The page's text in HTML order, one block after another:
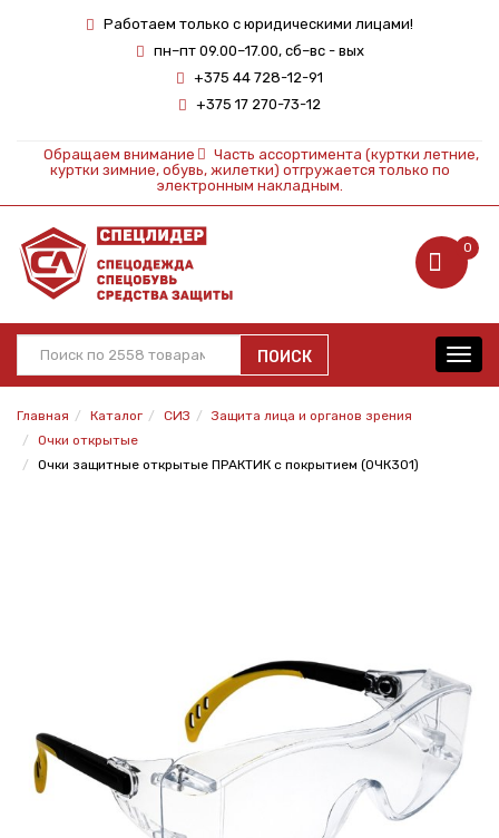
Работаем только с юридическими лицами!
пн–пт 09.00–17.00, сб–вс - вых
+375 44 728-12-91
+375 17 270-73-12
Обращаем внимание
Часть ассортимента (куртки летние,
куртки зимние, обувь, жилетки) отгружается только по
электронным накладным.
0
ПОИСК
Главная Каталог СИЗ
Защита лица и органов зрения
Очки открытые
Очки защитные открытые ПРАКТИК с покрытием (ОЧК301)